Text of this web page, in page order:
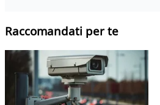
Raccomandati per te